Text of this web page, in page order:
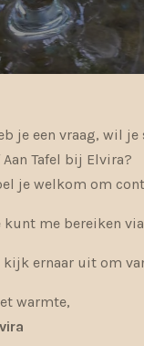
je een vraag, wil
Aan Tafel bij Elvira?
je welkom om
kunt me bereiken
kijk ernaar uit om
warmte,